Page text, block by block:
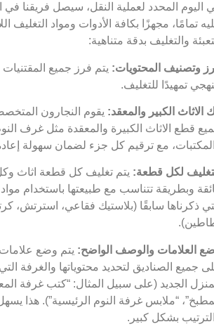
اليوم المحدد لعملية النقل، سيصل فريقنا في
تمامًا، مجهزًا بكافة الأدوات ومواد التغليف
والتغليف بدقة متناهية:
وتصنيف المحتويات: يتم فرز جميع
تمهيدًا للتغليف.
الاثاث الكبير والمعقد: يقوم النجارون
قطع الاثاث الكبيرة والمعقدة مثل غرف
مع ترقيم كل جزء لضمان سهولة
لكل قطعة: يتم تغليف كل قطعة اثاث
وبطريقة تتناسب مع طبيعتها باستخدام مواد
ذكرناها سابقًا (بلاستيك فقاعي، استرتش،
العلامات والوصف الواضح: يتم وضع
جميع الصناديق لتحديد محتوياتها والغرفة
الجديد (على سبيل المثال: “كتب غرفة
“ملابس غرفة النوم الرئيسية”). هذا
بشكل كبير.